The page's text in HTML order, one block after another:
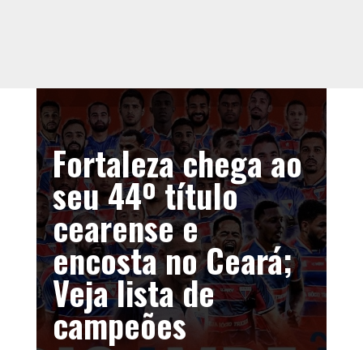
Fortaleza chega ao
seu 44º título
cearense e
encosta no Ceará;
Veja lista de
campeões